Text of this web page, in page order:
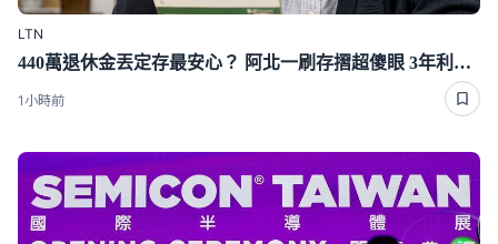
LTN
440萬退休金丟定存最安心？ 阿北一刷存摺超傻眼 3年利息僅1千多
1小時前